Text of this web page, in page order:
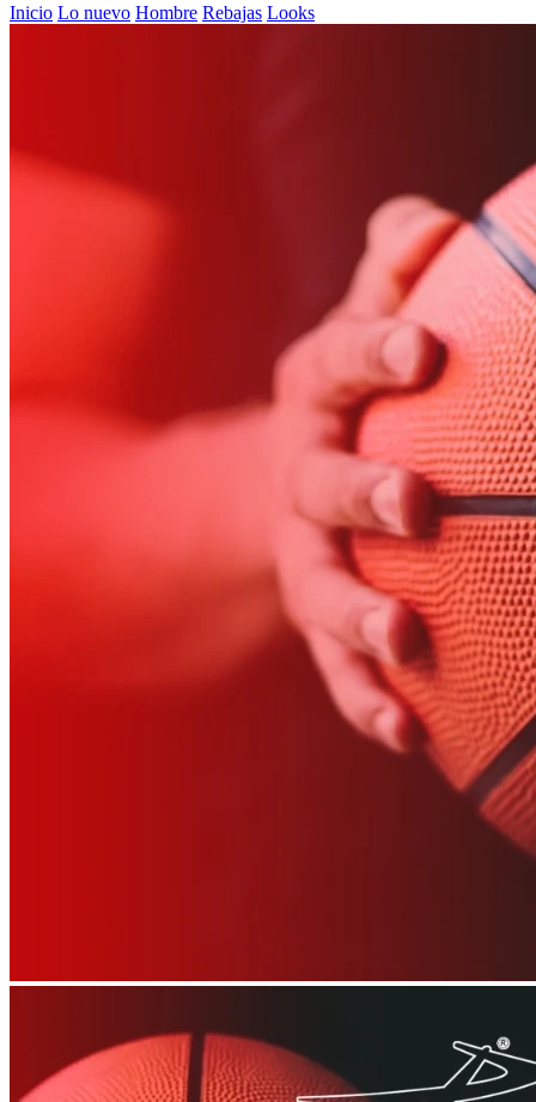
Inicio Lo nuevo Hombre Rebajas Looks